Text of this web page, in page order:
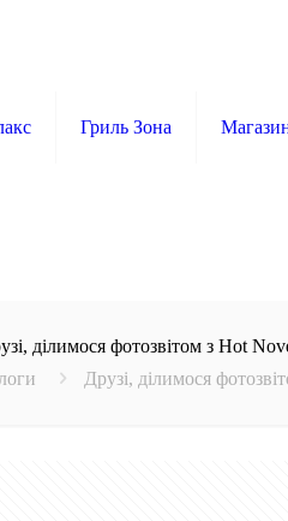
Гриль Зона
ділимося фотозвітом з Hot
Друзі, ділимося